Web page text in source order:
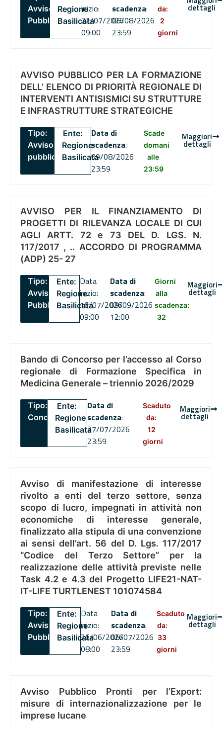
Avviso
Pubblico
Regione
Basilicata
inizio:
22/07/2026
09:00
scadenza:
06/08/2026
23:59
da:
2
giorni
dettagli
AVVISO PUBBLICO PER LA FORMAZIONE
DELL’ ELENCO DI PRIORITÀ REGIONALE DI
INTERVENTI ANTISISMICI SU STRUTTURE
E INFRASTRUTTURE STRATEGICHE
Tipo:
Avviso
pubblico
Ente:
Regione
Basilicata
Data di
scadenza:
09/08/2026
23:59
Scade
domani
alle
23:59
Maggiori
dettagli
AVVISO PER IL FINANZIAMENTO DI
PROGETTI DI RILEVANZA LOCALE DI CUI
AGLI ARTT. 72 e 73 DEL D. LGS. N.
117/2017 , .. ACCORDO DI PROGRAMMA
(ADP) 25- 27
Tipo:
Avviso
Pubblico
Ente:
Regione
Basilicata
Data
inizio:
16/07/2026
09:00
Data di
scadenza:
09/09/2026
12:00
Giorni
alla
scadenza:
32
Maggiori
dettagli
Bando di Concorso per l’accesso al Corso
regionale di Formazione Specifica in
Medicina Generale – triennio 2026/2029
Tipo:
Concorsi
Ente:
Regione
Basilicata
Data di
scadenza:
27/07/2026
23:59
Scaduto
da:
12
giorni
Maggiori
dettagli
Avviso di manifestazione di interesse
rivolto a enti del terzo settore, senza
scopo di lucro, impegnati in attività non
economiche di interesse generale,
finalizzato alla stipula di una convenzione
ai sensi dell’art. 56 del D. Lgs. 117/2017
“Codice del Terzo Settore” per la
realizzazione delle attività previste nelle
Task 4.2 e 4.3 del Progetto LIFE21-NAT-
IT-LIFE TURTLENEST 101074584
Tipo:
Avviso
Pubblico
Ente:
Regione
Basilicata
Data
inizio:
26/06/2026
08:00
Data di
scadenza:
06/07/2026
23:59
Scaduto
da:
33
giorni
Maggiori
dettagli
Avviso Pubblico Pronti per l’Export:
misure di internazionalizzazione per le
imprese lucane